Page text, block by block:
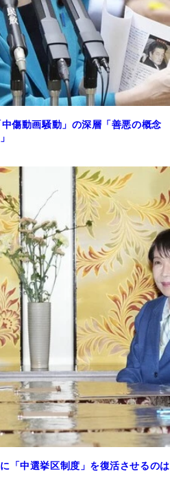
傷動画騒動」の深層「善悪の概念
「中選挙区制度」を復活させるのは